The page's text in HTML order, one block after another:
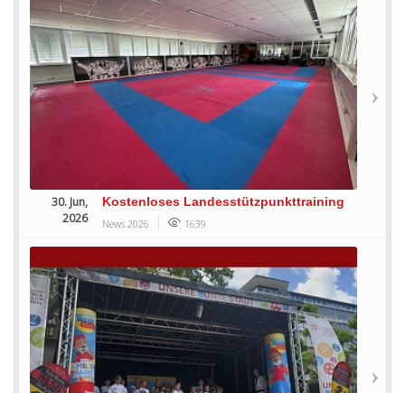
30. Jun,
2026
Kostenloses Landesstützpunkttraining
News 2026 1639